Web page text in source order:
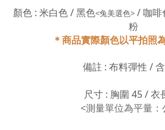
顏色 : 米白色 / 黑色<兔美選色> / 咖啡
粉
＊商品實際顏色以平拍照
備註 : 布料彈性 /
尺寸 : 胸圍 45 / 衣
<測量單位為平量：